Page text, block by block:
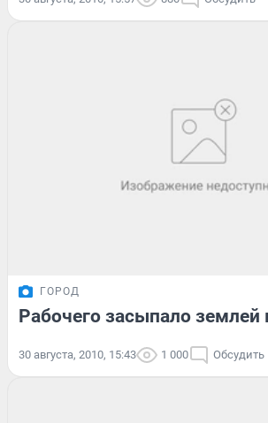
ГОРОД
Рабочего засыпало землей
30 августа, 2010, 15:43 1 000 Обсудить